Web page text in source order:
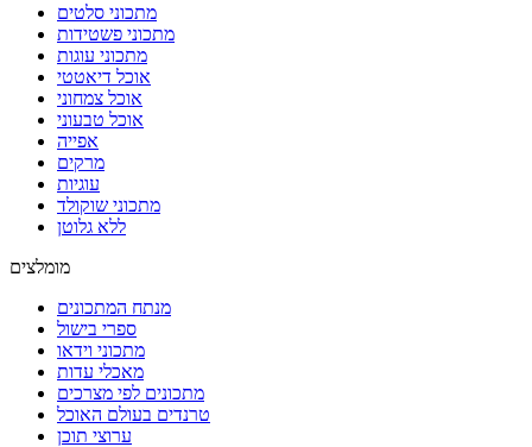
מתכוני סלטים
מתכוני פשטידות
מתכוני עוגות
אוכל דיאטטי
אוכל צמחוני
אוכל טבעוני
אפייה
מרקים
עוגיות
מתכוני שוקולד
ללא גלוטן
מומלצים
מנתח המתכונים
ספרי בישול
מתכוני וידאו
מאכלי עדות
מתכונים לפי מצרכים
טרנדים בעולם האוכל
ערוצי תוכן